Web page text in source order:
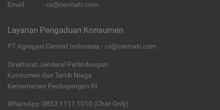
Email
: cs@cermati.com
Layanan Pengaduan Konsumen
PT Agregasi Cermat Indonesia - cs@cermati.com
Direktorat Jenderal Perlindungan
Konsumen dan Tertib Niaga
Kementerian Perdagangan RI
WhatsApp: 0853 1111 1010 (Chat Only)